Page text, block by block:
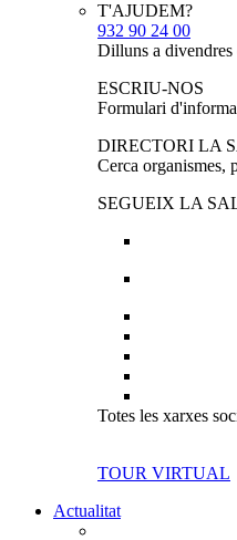
T'AJUDEM?
932 90 24 00
Dilluns a divendres
ESCRIU-NOS
Formulari
DIRECTORI LA
Cerca organismes,
SEGUEIX LA
Totes les xarxes
TOUR VIRTUAL
Actualitat